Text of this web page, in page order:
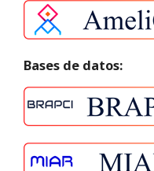
Bases de datos: